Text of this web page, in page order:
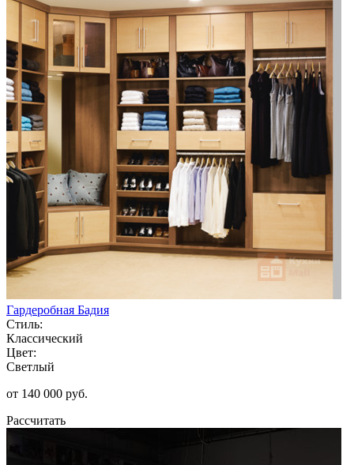
Гардеробная Бадия
Стиль:
Классический
Цвет:
Светлый
от 140 000 руб.
Рассчитать